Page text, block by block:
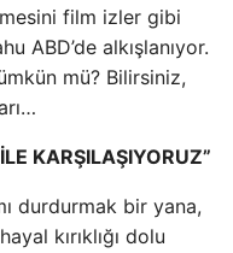
film izler gibi
ABD’de alkışlanıyor.
mü? Bilirsiniz,
KARŞILAŞIYORUZ”
durdurmak bir yana,
kırıklığı dolu